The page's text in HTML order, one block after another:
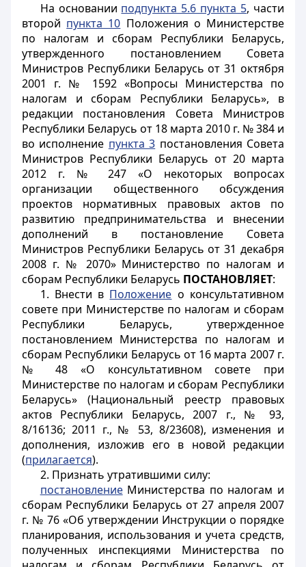
На основании подпункта 5.6 пункта 5, части
второй пункта 10 Положения о Министерстве
по налогам и сборам Республики Беларусь,
утвержденного постановлением Совета
Министров Республики Беларусь от 31 октября
2001 г. № 1592 «Вопросы Министерства по
налогам и сборам Республики Беларусь», в
редакции постановления Совета Министров
Республики Беларусь от 18 марта 2010 г. № 384 и
во исполнение пункта 3 постановления Совета
Министров Республики Беларусь от 20 марта
2012 г. № 247 «О некоторых вопросах
организации общественного обсуждения
проектов нормативных правовых актов по
развитию предпринимательства и внесении
дополнений в постановление Совета
Министров Республики Беларусь от 31 декабря
2008 г. № 2070» Министерство по налогам и
сборам Республики Беларусь ПОСТАНОВЛЯЕТ:
1. Внести в Положение о консультативном
совете при Министерстве по налогам и сборам
Республики Беларусь, утвержденное
постановлением Министерства по налогам и
сборам Республики Беларусь от 16 марта 2007 г.
№ 48 «О консультативном совете при
Министерстве по налогам и сборам Республики
Беларусь» (Национальный реестр правовых
актов Республики Беларусь, 2007 г., № 93,
8/16136; 2011 г., № 53, 8/23608), изменения и
дополнения, изложив его в новой редакции
(прилагается).
2. Признать утратившими силу:
постановлениеМинистерства по налогам и
сборам Республики Беларусь от 27 апреля 2007
г. № 76 «Об утверждении Инструкции о порядке
планирования, использования и учета средств,
полученных инспекциями Министерства по